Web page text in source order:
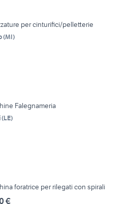
per cinturifici/pelletterie
(MI)
Falegnameria
(LE)
foratrice per rilegati con spirali
€